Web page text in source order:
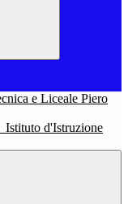
Istituto d'Istruzione